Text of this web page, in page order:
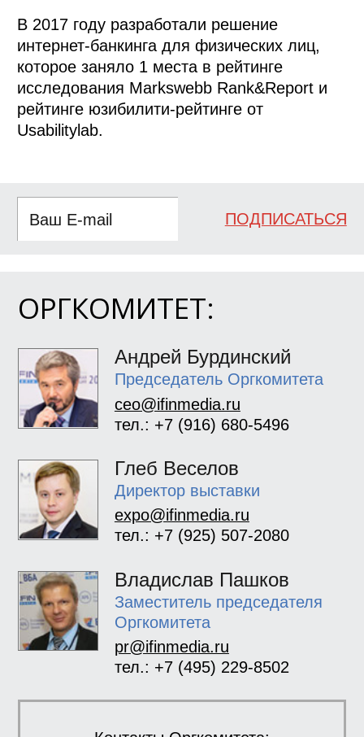
ОРГКОМИТЕТ:
Андрей Бурдинский
Председатель Оргкомитета
ceo@ifinmedia.ru
тел.: +7 (916) 680-5496
Глеб Веселов
Директор выставки
expo@ifinmedia.ru
тел.: +7 (925) 507-2080
Владислав Пашков
Заместитель председателя
Оргкомитета
pr@ifinmedia.ru
тел.: +7 (495) 229-8502
В 2017 году разработали решение
интернет-банкинга для физических лиц,
которое заняло 1 места в рейтинге
исследования Markswebb Rank&Report и
рейтинге юзибилити-рейтинге от
Usabilitylab.
ПОДПИСАТЬСЯ